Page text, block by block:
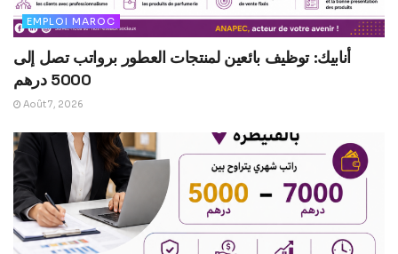
EMPLOI MAROC
أنابيك: توظيف بائعين لمنتجات العطور برواتب تصل إلى
5000 درهم
Août 7, 2026